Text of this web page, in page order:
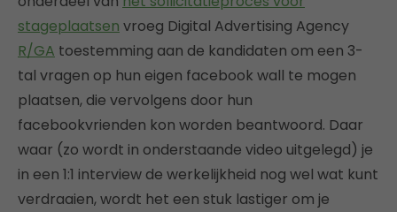
stageplaatsen vroeg Digital Advertising Agency
R/GA toestemming aan de kandidaten om een 3-
tal vragen op hun eigen facebook wall te mogen
plaatsen, die vervolgens door hun
facebookvrienden kon worden beantwoord. Daar
waar (zo wordt in onderstaande video uitgelegd) je
in een 1:1 interview de werkelijkheid nog wel wat kunt
verdraaien, wordt het een stuk lastiger om je